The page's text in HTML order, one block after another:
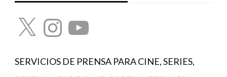
X InstagramYouTube
SERVICIOS DE PRENSA PARA CINE, SERIES,